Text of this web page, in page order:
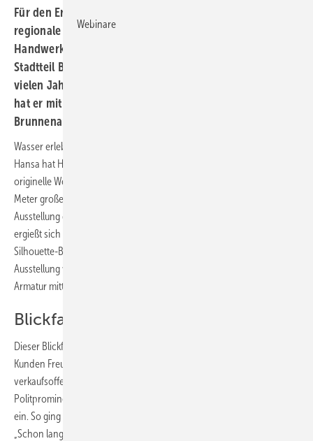
Für den Erfolg eines Handwerksbetriebes ist der
regionale Firmenchef ein wesentlicher Erfolgsfaktor.
Handwerksunternehmer Oliver Volk aus dem Stuttgarter
Stadtteil Birkach macht beim Stadtteilfest schon seit
vielen Jahren mit einem Tag der offenen Tür mit. Diesmal
hat er mit der Einweihung einer außergewöhnlichen
Brunnenanlage alle Aufmerksamkeit auf sich gezogen.
Wasser erleben – den Slogan des Stuttgarter Armaturenherstellers
Hansa hat Handwerksmeister Oliver Volk aus Stuttgart-Birkach auf
originelle Weise interpretiert: Eine maßangefertigte, fast zweieinhalb
Meter große Hansastela-Armatur schmückt den Eingangsbereich der
Ausstellung des siebenköpfigen Familienbetriebs. Wie ein Wasserfall
ergießt sich das kühle Nass aus der Riesen-Armatur in eine Cubo
Silhouette-Badewanne von Bette. Unter dem Parkplatz vor der
Ausstellung wurde ein 3500-Liter-Tank platziert, durch den die
Armatur mittels Pumpe im Umlaufverfahren mit Wasser gespeist wird.
Blickfang vor der Ausstellung
Dieser Blickfang bereitet nicht nur Familie Volk, sondern auch ihren
Kunden Freude. Am 24. Juni lud der Installateurbetrieb anlässlich des
verkaufsoffenen Sonntags unter Anwesenheit der lokalen
Politprominenz zur Einweihung des außergewöhnlichen Brunnens
ein. So ging für Handwerksmeister Oliver Volk ein Traum in Erfüllung:
„Schon lange hatten meine Frau und ich die Idee eines eigenen,
Webinare